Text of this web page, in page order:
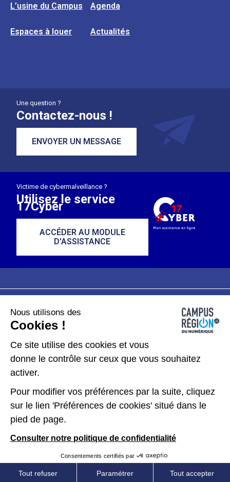
L’usine du Campus Agenda
Espaces à louer Actualités
Une question ?
Contactez-nous !
ENVOYER UN MESSAGE
Victime de cybermalveillance ?
Utilisez le service
17Cyber
ACCÉDER AU MODULE
D'ASSISTANCE
Plan du site
Données personnelles
Kit de communication
Accessibilité : partiellement conforme
Nous utilisons des
Cookies !
Ce site utilise des cookies et vous
donne le contrôle sur ceux que vous souhaitez
activer.
Pour modifier vos préférences par la suite, cliquez
sur le lien 'Préférences de cookies' situé dans le
pied de page.
Consulter notre politique de confidentialité
Consentements certifiés par
Tout refuser Paramétrer Tout accepter